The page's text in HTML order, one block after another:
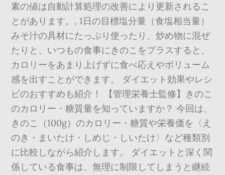
素の値は自動計算処理の改善により更新されるこ
とがあります。, 1日の目標塩分量（食塩相当量）
みそ汁の具材にたっぷり使ったり、炒め物に混ぜ
たりと、いつもの食事にきのこをプラスすると、
カロリーをあまり上げずに食べ応えやボリューム
感を出すことができます。 ダイエット効果やレシ
ピのおすすめも紹介！ 【管理栄養士監修】きのこ
のカロリー・糖質量を知っていますか？ 今回は、
きのこ（100g）のカロリー・糖質や栄養価を〈え
のき・まいたけ・しめじ・しいたけ〉など種類別
に比較しながら紹介します。 ダイエットと深く関
係している食事は、無理に制限してしまうと継続